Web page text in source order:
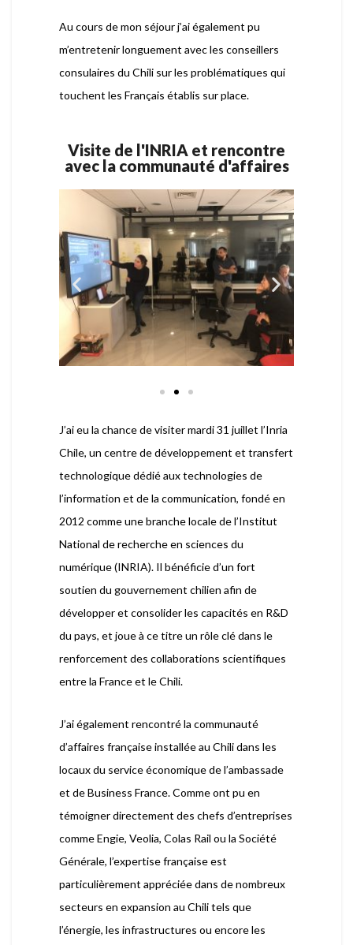
Au cours de mon séjour j’ai également pu
m’entretenir longuement avec les conseillers
consulaires du Chili sur les problématiques qui
touchent les Français établis sur place.
Visite de l'INRIA et rencontre
avec la communauté d'affaires
J’ai eu la chance de visiter mardi 31 juillet l’Inria
Chile, un centre de développement et transfert
technologique dédié aux technologies de
l’information et de la communication, fondé en
2012 comme une branche locale de l’Institut
National de recherche en sciences du
numérique (INRIA). Il bénéficie d’un fort
soutien du gouvernement chilien afin de
développer et consolider les capacités en R&D
du pays, et joue à ce titre un rôle clé dans le
renforcement des collaborations scientifiques
entre la France et le Chili.
J’ai également rencontré la communauté
d’affaires française installée au Chili dans les
locaux du service économique de l’ambassade
et de Business France. Comme ont pu en
témoigner directement des chefs d’entreprises
comme Engie, Veolia, Colas Rail ou la Société
Générale, l’expertise française est
particulièrement appréciée dans de nombreux
secteurs en expansion au Chili tels que
l’énergie, les infrastructures ou encore les